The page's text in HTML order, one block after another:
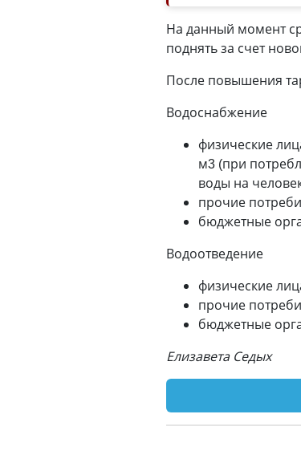
На данный момент
поднять за счет
После повышения
Водоснабжение
физические
м3 (при
воды на
прочие
бюджетные
Водоотведение
физические
прочие
бюджетные
Елизавета Седых